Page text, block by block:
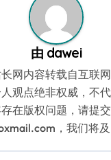
由 dawei
长网内容转载自互联
观点绝非权威，不代
在版权问题，请提
，我们将及